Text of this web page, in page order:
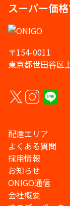
スーパー価
〒154-0011
東京都世田谷区
配達エリア
よくある質問
採用情報
お知らせ
ONIGO通信
会社概要